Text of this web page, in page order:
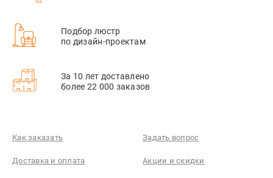
Подбор люстр
по дизайн-проектам
За 10 лет доставлено
более 22 000 заказов
Как заказать Задать вопрос
Доставка и оплата Акции и скидки